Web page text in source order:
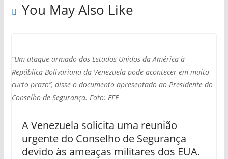
You May Also Like
“Um ataque armado dos Estados Unidos da América à
República Bolivariana da Venezuela pode acontecer em muito
curto prazo”, disse o documento apresentado ao Presidente do
Conselho de Segurança. Foto: EFE
A Venezuela solicita uma reunião
urgente do Conselho de Segurança
devido às ameaças militares dos EUA.